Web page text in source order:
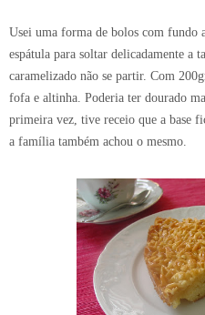
Usei uma forma de bolos com fundo
espátula para soltar delicadamente a
caramelizado não se partir. Com
fofa e altinha. Poderia ter dourado
primeira vez, tive receio que a base
a família também achou o mesmo.